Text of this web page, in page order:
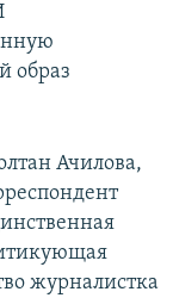
образ
Ачилова,
журналистка